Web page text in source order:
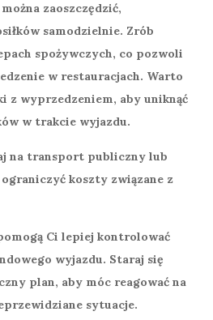
zaoszczędzić,
samodzielnie. Zrób
spożywczych, co pozwoli
w restauracjach. Warto
z wyprzedzeniem, aby uniknąć
w trakcie wyjazdu.
na transport publiczny lub
koszty związane z
Ci lepiej kontrolować
wyjazdu. Staraj się
plan, aby móc reagować na
sytuacje.